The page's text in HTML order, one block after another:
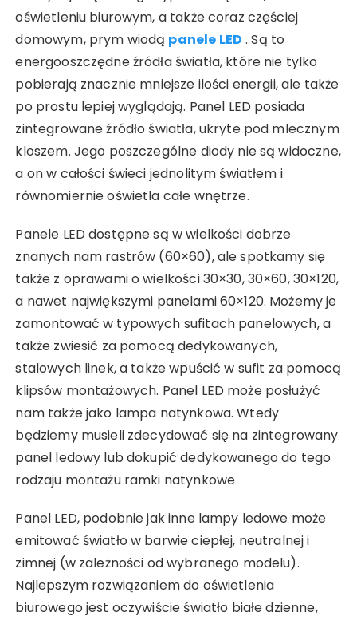
oświetleniu biurowym, a także coraz częściej
domowym, prym wiodą panele LED . Są to
energooszczędne źródła światła, które nie tylko
pobierają znacznie mniejsze ilości energii, ale także
po prostu lepiej wyglądają. Panel LED posiada
zintegrowane źródło światła, ukryte pod mlecznym
kloszem. Jego poszczególne diody nie są widoczne,
a on w całości świeci jednolitym światłem i
równomiernie oświetla całe wnętrze.
Panele LED dostępne są w wielkości dobrze
znanych nam rastrów (60×60), ale spotkamy się
także z oprawami o wielkości 30×30, 30×60, 30×120,
a nawet największymi panelami 60×120. Możemy je
zamontować w typowych sufitach panelowych, a
także zwiesić za pomocą dedykowanych,
stalowych linek, a także wpuścić w sufit za pomocą
klipsów montażowych. Panel LED może posłużyć
nam także jako lampa natynkowa. Wtedy
będziemy musieli zdecydować się na zintegrowany
panel ledowy lub dokupić dedykowanego do tego
rodzaju montażu ramki natynkowe
Panel LED, podobnie jak inne lampy ledowe może
emitować światło w barwie ciepłej, neutralnej i
zimnej (w zależności od wybranego modelu).
Najlepszym rozwiązaniem do oświetlenia
biurowego jest oczywiście światło białe dzienne,